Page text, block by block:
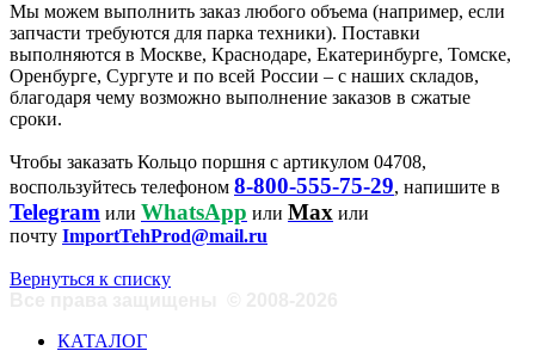
Мы можем выполнить заказ любого объема (например, если
запчасти требуются для парка техники). Поставки
выполняются в Москве, Краснодаре, Екатеринбурге, Томске,
Оренбурге, Сургуте и по всей России – с наших складов,
благодаря чему возможно выполнение заказов в сжатые
сроки.
Чтобы заказать Кольцо поршня с артикулом 04708,
воспользуйтесь телефоном 8-800-555-75-29, напишите в
Telegram или WhatsApp или Max или
почту ImportTehProd@mail.ru
Вернуться к списку
КАТАЛОГ